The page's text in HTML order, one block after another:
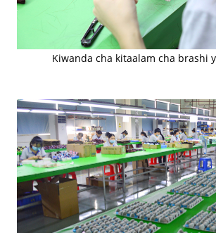
Kiwanda cha kitaalam cha brashi